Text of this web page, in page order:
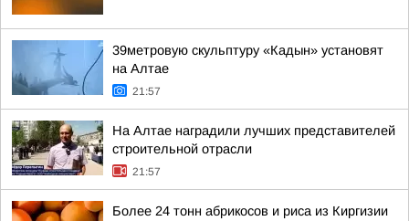
39метровую скульптуру «Кадын» установят
на Алтае
21:57
На Алтае наградили лучших представителей
строительной отрасли
21:57
Более 24 тонн абрикосов и риса из Киргизии